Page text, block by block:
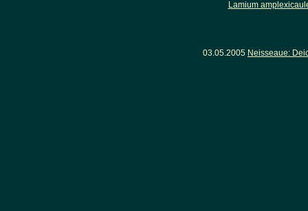
Lamium
03.05.2005 Neisseaue: